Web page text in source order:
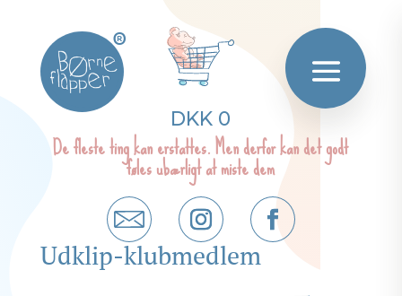
®
DKK 0
De fleste ting kan erstattes. Men derfor kan det godt
føles ubærligt at miste dem
Udklip-klubmedlem